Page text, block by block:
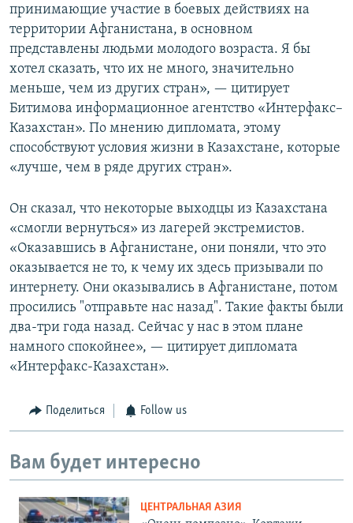
принимающие участие в боевых действиях на
территории Афганистана, в основном
представлены людьми молодого возраста. Я бы
хотел сказать, что их не много, значительно
меньше, чем из других стран», — цитирует
Битимова информационное агентство «Интерфакс–
Казахстан». По мнению дипломата, этому
способствуют условия жизни в Казахстане, которые
«лучше, чем в ряде других стран».
Он сказал, что некоторые выходцы из Казахстана
«смогли вернуться» из лагерей экстремистов.
«Оказавшись в Афганистане, они поняли, что это
оказывается не то, к чему их здесь призывали по
интернету. Они оказывались в Афганистане, потом
просились "отправьте нас назад". Такие факты были
два-три года назад. Сейчас у нас в этом плане
намного спокойнее», — цитирует дипломата
«Интерфакс-Казахстан».
Поделиться Follow us
Вам будет интересно
ЦЕНТРАЛЬНАЯ АЗИЯ